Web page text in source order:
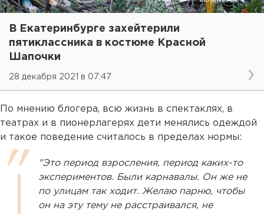
В Екатеринбурге захейтерили
пятиклассника в костюме Красной
Шапочки
28 декабря 2021 в 07:47
По мнению блогера, всю жизнь в спектаклях, в
театрах и в пионерлагерях дети менялись одеждой
и такое поведение считалось в пределах нормы:
"Это период взросления, период каких-то
экспериментов. Были карнавалы. Он же не
по улицам так ходит. Желаю парню, чтобы
он на эту тему не расстраивался, не